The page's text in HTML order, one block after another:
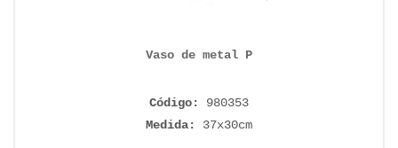
Vaso de metal P
Código: 980353
Medida: 37x30cm